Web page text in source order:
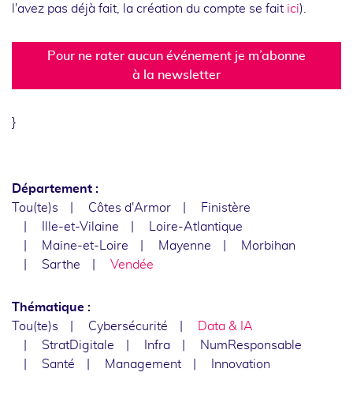
l'avez pas déjà fait, la création du compte se fait ici).
Pour ne rater aucun événement je m’abonne
à la newsletter
}
Département :
Tou(te)s
Côtes d'Armor
Finistère
Ille-et-Vilaine
Loire-Atlantique
Maine-et-Loire
Mayenne
Morbihan
Sarthe
Vendée
Thématique :
Tou(te)s
Cybersécurité
Data & IA
StratDigitale
Infra
NumResponsable
Santé
Management Innovation